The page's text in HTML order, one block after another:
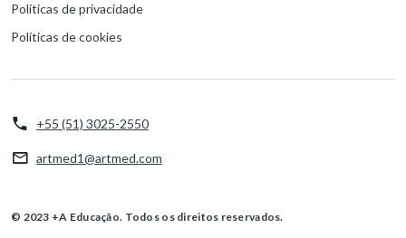
Políticas de privacidade
Políticas de cookies
+55 (51) 3025-2550
artmed1@artmed.com
© 2023 +A Educação. Todos os direitos reservados.